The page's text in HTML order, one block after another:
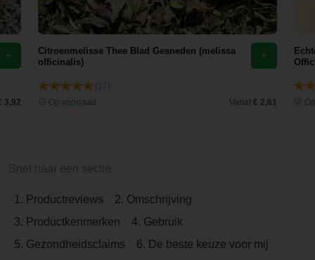
3,92
Citroenmelisse Thee Blad Gesneden (melissa
officinalis)
Op voorraad
Vanaf € 2,61
1. Productreviews
2. Omschrijving
3. Productkenmerken
4. Gebruik
5. Gezondheidsclaims
6. De beste keuze voor mij